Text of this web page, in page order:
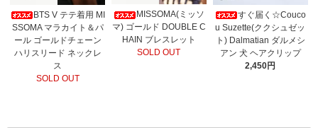
BTS V テテ着用 MI
SSOMA マラカイト＆パ
ール ゴールドチェーン
ハリスリード ネックレ
ス
SOLD OUT
MISSOMA(ミッソ
マ) ゴールド DOUBLE C
HAIN ブレスレット
SOLD OUT
すぐ届く☆Couco
u Suzette(ククシュゼッ
ト) Dalmatian ダルメシ
アン 犬 ヘアクリップ
2,450円